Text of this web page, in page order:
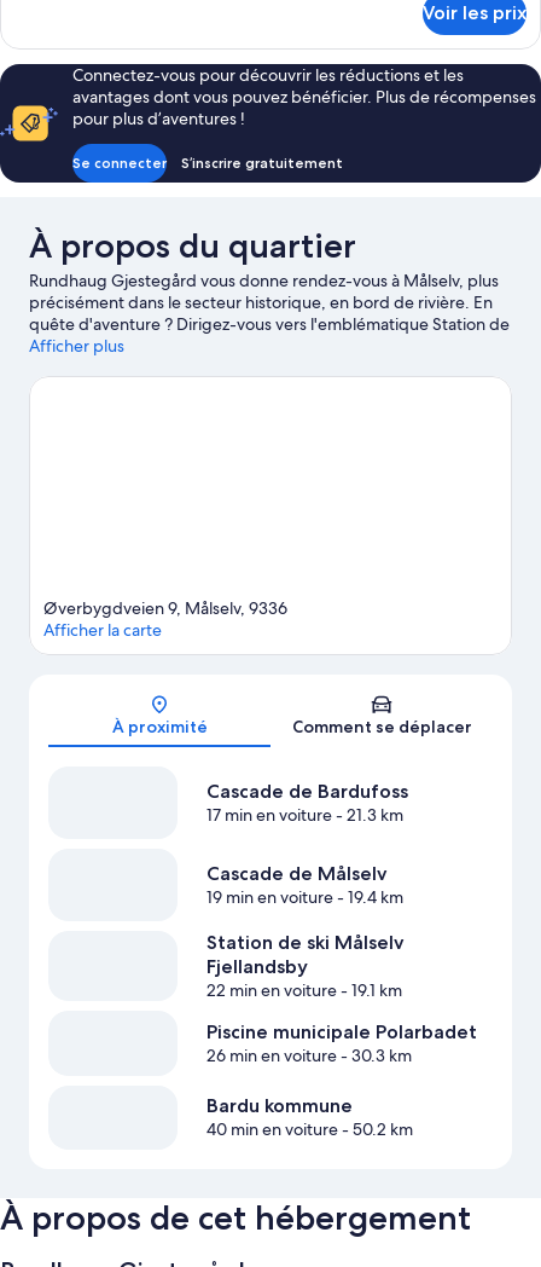
Chambre
Simple
Tradition
(Shared
Bathroom)
le
type
de
chambre
Chambre
Tradition
Voir les prix
Connectez-vous pour découvrir les réductions et les
avantages dont vous pouvez bénéficier. Plus de récompenses
pour plus d’aventures !
Se connecter S’inscrire gratuitement
À propos du quartier
Rundhaug Gjestegård vous donne rendez-vous à Målselv, plus
précisément dans le secteur historique, en bord de rivière. En
quête d'aventure ? Dirigez-vous vers l'emblématique Station de
ski Målselv Fjellandsby. Plutôt envie de vous poser et d'admirer
Cascade de Målselv et Parc national de Øvre Dividal n'attendent
Afficher plus
Øverbygdveien 9, Målselv, 9336
Afficher la carte
À proximité Comment se déplacer
Cascade de Bardufoss
17 min en voiture- 21.3 km
Cascade de Målselv
19 min en voiture- 19.4 km
Station de ski Målselv
Fjellandsby
22 min en voiture- 19.1 km
Piscine municipale Polarbadet
26 min en voiture- 30.3 km
Bardu kommune
40 min en voiture- 50.2 km
À propos de cet hébergement